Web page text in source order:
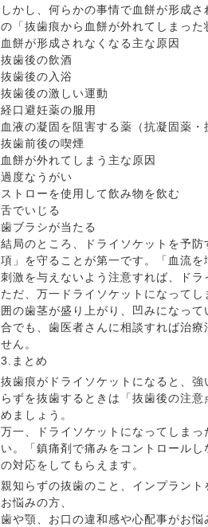
しかし、何らかの事情で血餅が形成
の「抜歯痕から血餅が外れてしまった
血餅が形成されなくなる主な原因
抜歯後の飲酒
抜歯後の入浴
抜歯後の激しい運動
経口避妊薬の服用
血液の凝固を阻害する薬（抗凝固薬・
抜歯前後の喫煙
血餅が外れてしまう主な原因
過度なうがい
ストローを使用して飲み物を飲む
舌でいじる
歯ブラシが当たる
結局のところ、ドライソケットを予
項」を守ることが第一です。「血流
刺激を与えないよう注意すれば、ドラ
ただ、万一ドライソケットになって
囲の歯茎が盛り上がり、凹みになっ
合でも、歯医者さんに相談すれば治
せん。
3.まとめ
抜歯痕がドライソケットになると、
らずを抜歯するときは「抜歯後の注
めましょう。
万一、ドライソケットになってしま
い。「鎮痛剤で痛みをコントロール
の対応をしてもらえます。
親知らずの抜歯のこと、インプラン
お悩みの方、
歯や顎、お口の違和感や心配事がお悩